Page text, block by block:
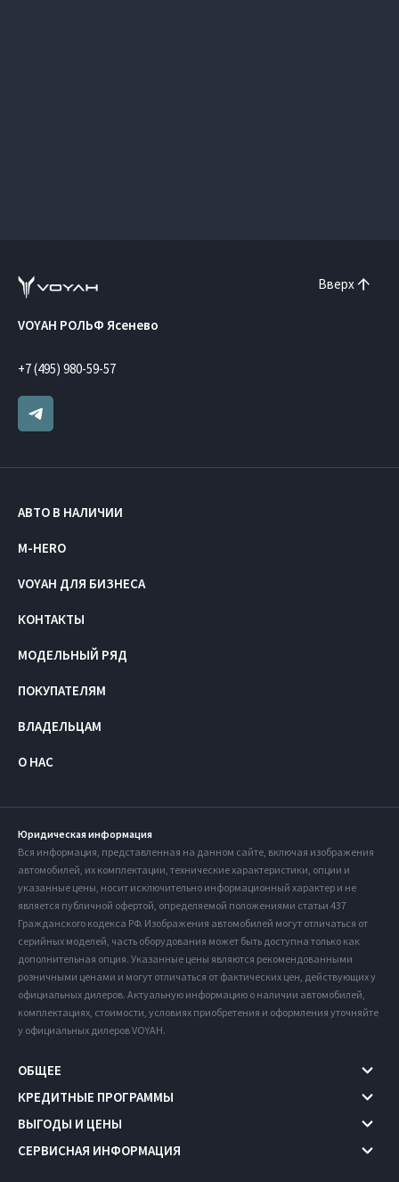
Вверх
VOYAH РОЛЬФ Ясенево
+7 (495) 980-59-57
АВТО В НАЛИЧИИ
M-HERO
VOYAH ДЛЯ БИЗНЕСА
КОНТАКТЫ
МОДЕЛЬНЫЙ РЯД
ПОКУПАТЕЛЯМ
ВЛАДЕЛЬЦАМ
О НАС
Юридическая информация
Вся информация, представленная на данном сайте, включая изображения
автомобилей, их комплектации, технические характеристики, опции и
указанные цены, носит исключительно информационный характер и не
является публичной офертой, определяемой положениями статьи 437
Гражданского кодекса РФ. Изображения автомобилей могут отличаться от
серийных моделей, часть оборудования может быть доступна только как
дополнительная опция. Указанные цены являются рекомендованными
розничными ценами и могут отличаться от фактических цен, действующих у
официальных дилеров. Актуальную информацию о наличии автомобилей,
комплектациях, стоимости, условиях приобретения и оформления уточняйте
у официальных дилеров VOYAH.
ОБЩЕЕ
КРЕДИТНЫЕ ПРОГРАММЫ
ВЫГОДЫ И ЦЕНЫ
СЕРВИСНАЯ ИНФОРМАЦИЯ